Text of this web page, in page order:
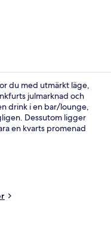
du med utmärkt läge,
julmarknad och
drink i en bar/lounge,
Dessutom ligger
en kvarts promenad
en kort promenad från
tar det 5 minuter att
är det 5